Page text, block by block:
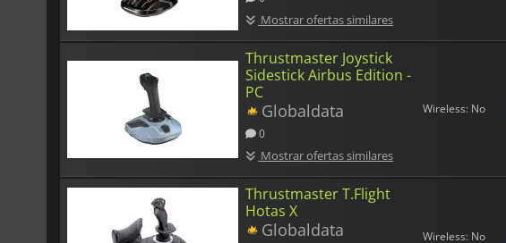
Mostrar ofertas similares
Thrustmaster Joystick
Sidestick Airbus Edition -
PC
Globaldata
0
Mostrar ofertas similares
Wireless: No
Thrustmaster T.Flight
Hotas X
Globaldata Wireless: No